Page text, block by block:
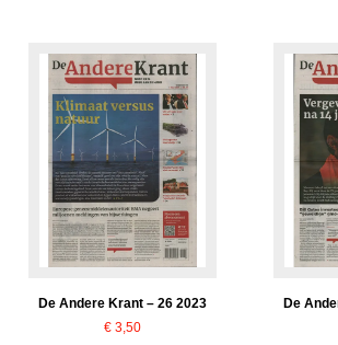
De Andere Krant – 26 2023
€ 3,50
De